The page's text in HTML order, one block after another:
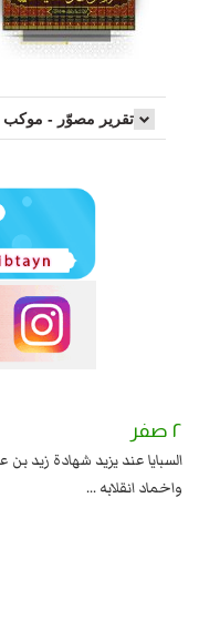
٢ صفر
السبايا عند يزيد شهادة زيد
واخماد انقلابه ...